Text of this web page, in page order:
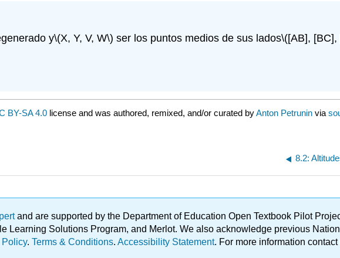
y\(X, Y, V, W\) ser los puntos medios de sus lados\([AB], [BC],
BY-SA 4.0 license and was authored, remixed, and/or curated byAnton Petrunin via
8.2:
and are supported by the Department of Education Open Textbook Pilot
Learning Solutions Program, and Merlot. We also acknowledge previous
Policy. Terms & Conditions. Accessibility Statement. For more information contact